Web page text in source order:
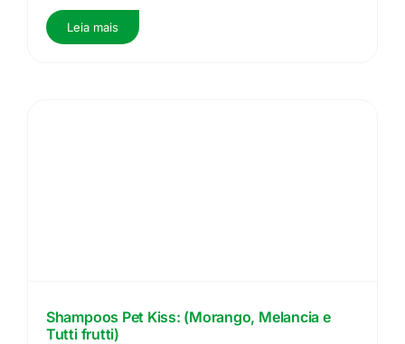
Leia mais
Shampoos Pet Kiss: (Morango, Melancia e
Tutti frutti)